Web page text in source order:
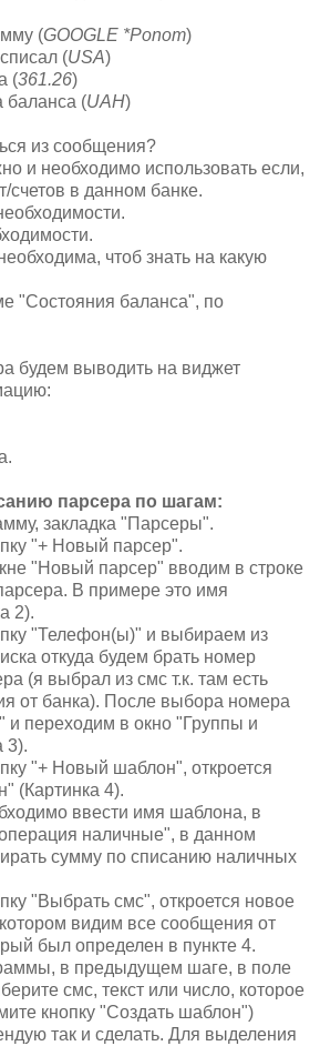
(GOOGLE *Ponom)
(USA)
(361.26)
баланса (UAH)
из сообщения?
и необходимо использовать если,
счетов в данном банке.
чтоб знать на какую
"Состояния баланса", по
будем выводить на виджет
парсера по шагам:
закладка "Парсеры".
"+ Новый парсер".
"Новый парсер" вводим в строке
В примере это имя
2).
"Телефон(ы)" и выбираем из
откуда будем брать номер
(я выбрал из смс т.к. там есть
от банка). После выбора номера
переходим в окно "Группы и
3).
"+ Новый шаблон", откроется
(Картинка 4).
ввести имя шаблона, в
наличные", в данном
сумму по списанию наличных
"Выбрать смс", откроется новое
видим все сообщения от
был определен в пункте 4.
в предыдущем шаге, в поле
смс, текст или число, которое
кнопку "Создать шаблон")
так и сделать. Для выделения